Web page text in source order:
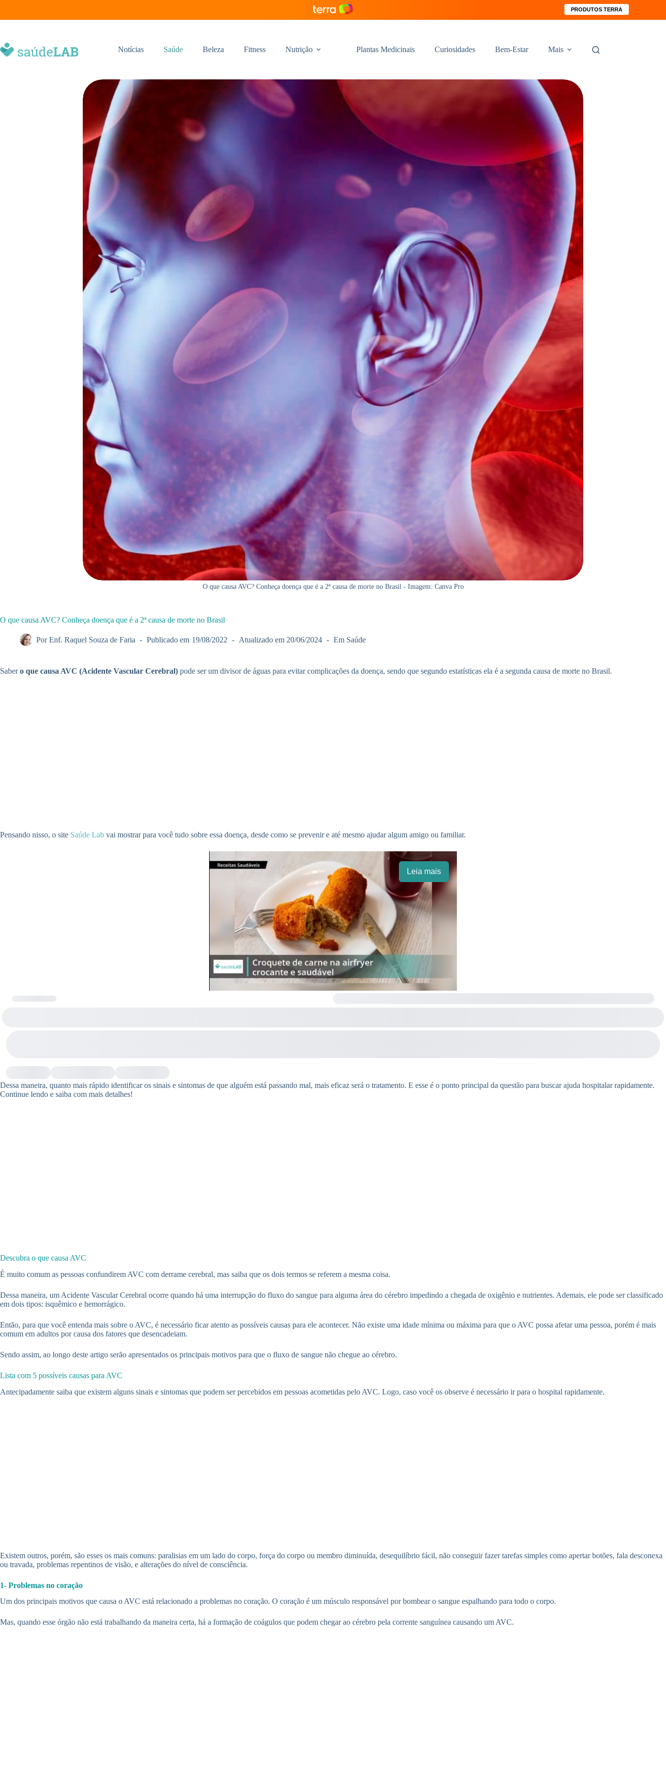
PRODUTOS TERRA
Notícias Saúde Beleza Fitness Nutrição Plantas Medicinais Curiosidades Bem-Estar Mais
O que causa AVC? Conheça doença que é a 2ª causa de morte no Brasil - Imagem: Canva Pro
O que causa AVC? Conheça doença que é a 2ª causa de morte no Brasil
Por Enf. Raquel Souza de Faria Publicado em 19/08/2022 Atualizado em 20/06/2024 Em Saúde
Sabero que causa AVC (Acidente Vascular Cerebral) pode ser um divisor de águas para evitar complicações da doença, sendo que segundo estatísticas ela é a segunda causa de morte no Brasil.
Pensando nisso, o site Saúde Lab vai mostrar para você tudo sobre essa doença, desde como se prevenir e até mesmo ajudar algum amigo ou familiar.
Leia mais
Dessa maneira, quanto mais rápido identificar os sinais e sintomas de que alguém está passando mal, mais eficaz será o tratamento. E esse é o ponto principal da questão para buscar ajuda hospitalar rapidamente.
Continue lendo e saiba com mais detalhes!
Descubra o que causa AVC
É muito comum as pessoas confundirem AVC com derrame cerebral, mas saiba que os dois termos se referem a mesma coisa.
Dessa maneira, um Acidente Vascular Cerebral ocorre quando há uma interrupção do fluxo do sangue para alguma área do cérebro impedindo a chegada de oxigênio e nutrientes. Ademais, ele pode ser classificado
em dois tipos: isquêmico e hemorrágico.
Então, para que você entenda mais sobre o AVC, é necessário ficar atento as possíveis causas para ele acontecer. Não existe uma idade mínima ou máxima para que o AVC possa afetar uma pessoa, porém é mais
comum em adultos por causa dos fatores que desencadeiam.
Sendo assim, ao longo deste artigo serão apresentados os principais motivos para que o fluxo de sangue não chegue ao cérebro.
Lista com 5 possíveis causas para AVC
Antecipadamente saiba que existem alguns sinais e sintomas que podem ser percebidos em pessoas acometidas pelo AVC. Logo, caso você os observe é necessário ir para o hospital rapidamente.
Existem outros, porém, são esses os mais comuns: paralisias em um lado do corpo, força do corpo ou membro diminuída, desequilíbrio fácil, não conseguir fazer tarefas simples como apertar botões, fala desconexa
ou travada, problemas repentinos de visão, e alterações do nível de consciência.
1- Problemas no coração
Um dos principais motivos que causa o AVC está relacionado a problemas no coração. O coração é um músculo responsável por bombear o sangue espalhando para todo o corpo.
Mas, quando esse órgão não está trabalhando da maneira certa, há a formação de coágulos que podem chegar ao cérebro pela corrente sanguínea causando um AVC.